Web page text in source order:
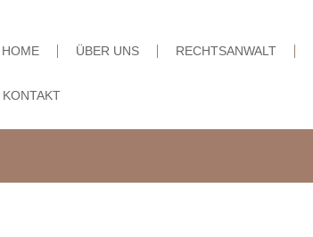
HOME ÜBER UNS RECHTSANWALT
KONTAKT